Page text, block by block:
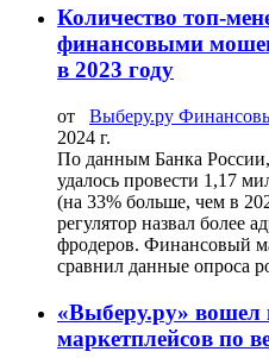
Количество топ-
финансовыми
в 2023 году
от Выберу.ру
2024 г.
По данным Банка
удалось провести 1,17
(на 33% больше, чем в
регулятор назвал более
фродеров. Финансовый
сравнил данные опроса
«Выберу.ру» вошел
маркетплейсов по